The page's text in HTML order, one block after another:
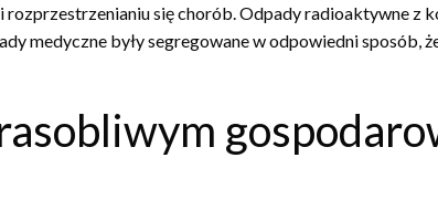
się chorób. Odpady radioaktywne z
medyczne były segregowane w odpowiedni